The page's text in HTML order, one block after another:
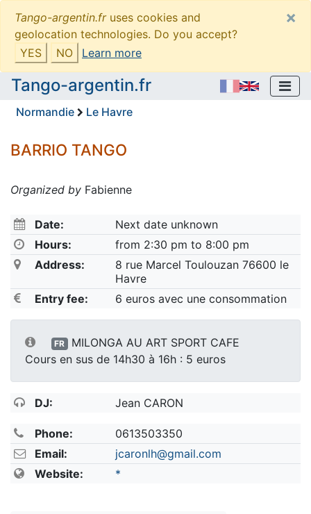
Tango-argentin.fruses cookies and
geolocation technologies. Do you accept?
YES
NO Learn more
×
Tango-argentin.fr
Normandie Le Havre
BARRIO TANGO
Organized by Fabienne
Date:
Next date unknown
Hours:
from 2:30 pm to 8:00 pm
Address:
8 rue Marcel Toulouzan 76600 le
Havre
Entry fee:
6 euros avec une consommation
FR
MILONGA AU ART SPORT CAFE
Cours en sus de 14h30 à 16h : 5 euros
DJ: Jean CARON
Phone:
0613503350
Email:
jcaronlh@gmail.com
Website:
*